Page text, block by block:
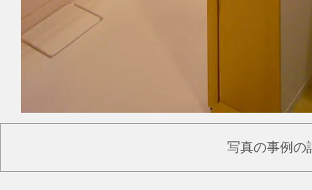
写真の事例の